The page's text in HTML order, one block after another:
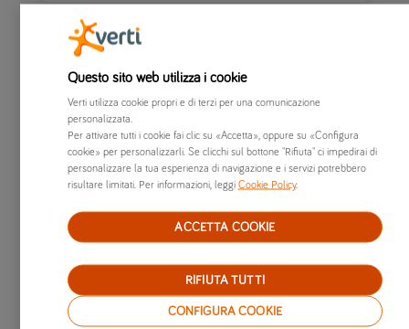
Quanto costa assicurare la casa contro eventi
atmosferici? Guida a costi, coperture ed errori da
25/06/2026
Questo sito web utilizza i cookie
Verti utilizza cookie propri e di terzi per una comunicazione
personalizzata.
Per attivare tutti i cookie fai clic su «Accetta», oppure su «Configura
cookie» per personalizzarli. Se clicchi sul bottone "Rifiuta" ci impedirai di
personalizzare la tua esperienza di navigazione e i servizi potrebbero
risultare limitati. Per informazioni, leggi Cookie Policy.
CONFIGURA COOKIE
RIFIUTA TUTTI
ACCETTA COOKIE